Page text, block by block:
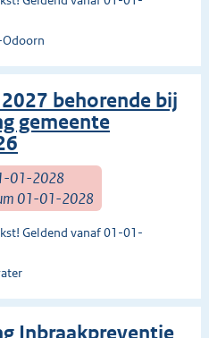
behorende bij
gemeente
01-2028
01-01-2028
Geldend vanaf 01-01-